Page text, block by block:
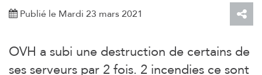
Publié le Mardi 23 mars 2021
OVH a subi une destruction de certains de
ses serveurs par 2 fois. 2 incendies ce sont